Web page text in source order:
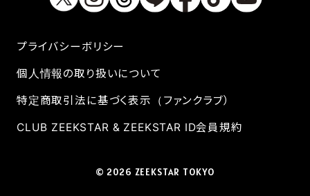
プライバシーボリシー
個人情報の取り扱いについて
特定商取引法に基づく表示（ファンクラブ）
CLUB ZEEKSTAR & ZEEKSTAR ID会員規約
© 2026 ZEEKSTAR TOKYO